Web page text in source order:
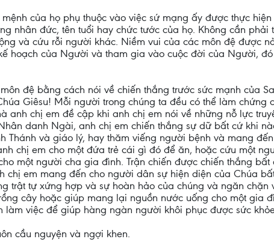
của họ phụ thuộc vào việc sứ mạng ấy được thực
nhân đức, tên tuổi hay chức tước của họ. Không cần phải
và cứu rỗi người khác. Niềm vui của các môn đệ được
hoạch của Người và tham gia vào cuộc đời của Người,
đệ bằng cách nói về chiến thắng trước sức mạnh của
Giêsu! Mỗi người trong chúng ta đều có thể làm chứng
anh chị em đề cập khi anh chị em nói về những nỗ lực
danh Ngài, anh chị em chiến thắng sự dữ bất cứ khi
và giáo lý, hay thăm viếng người bệnh và mang
chị em cho một đứa trẻ cái gì đó để ăn, hoặc cứu một
một người cha gia đình. Trận chiến được chiến thắng
em mang đến cho người dân sự hiện diện của Chúa
trật tự xứng hợp và sự hoàn hảo của chúng và ngăn chặn
cây hoặc giúp mang lại nguồn nước uống cho một gia
việc để giúp hàng ngàn người khôi phục được sức
cầu nguyện và ngợi khen.